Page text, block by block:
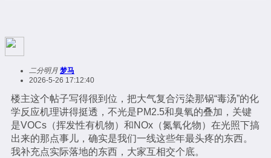
二分明月 梦马
2026-5-26 17:12:40
楼主这个帖子写得很到位，把大气复合污染那锅“毒汤”的化
学反应机理讲得挺透，不光是PM2.5和臭氧的叠加，关键
是VOCs（挥发性有机物）和NOx（氮氧化物）在光照下搞
出来的那点事儿，确实是我们一线这些年最头疼的东西。
我补充点实际落地的东西，大家互相交个底。